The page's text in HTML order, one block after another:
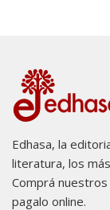
Edhasa, la
literatura, los
Comprá
pagalo online.